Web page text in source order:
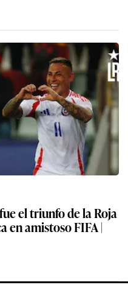
el triunfo de la Roja
en amistoso FIFA |